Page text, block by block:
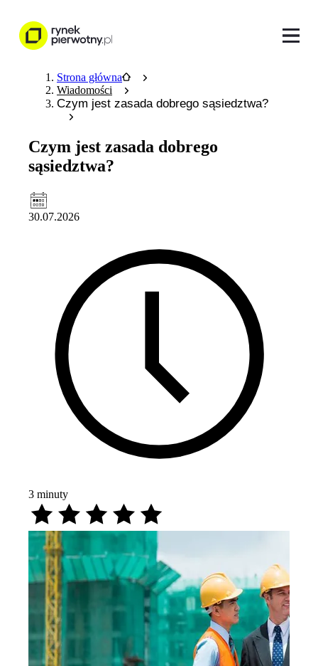
Strona główna
Wiadomości
Czym jest zasada dobrego sąsiedztwa?
Czym jest zasada dobrego
sąsiedztwa?
30.07.2026
3 minuty